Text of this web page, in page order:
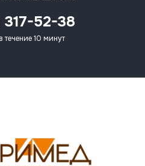
317-52-38
течение 10 минут